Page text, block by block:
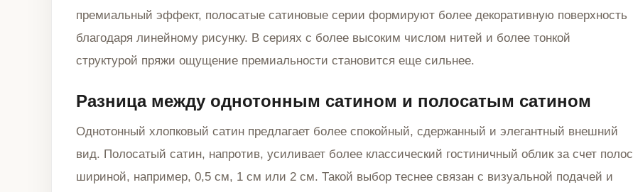
премиальный эффект, полосатые сатиновые серии формируют более декоративную поверхность
благодаря линейному рисунку. В сериях с более высоким числом нитей и более тонкой
структурой пряжи ощущение премиальности становится еще сильнее.
Разница между однотонным сатином и полосатым сатином
Однотонный хлопковый сатин предлагает более спокойный, сдержанный и элегантный внешний
вид. Полосатый сатин, напротив, усиливает более классический гостиничный облик за счет полос
шириной, например, 0,5 см, 1 см или 2 см. Такой выбор теснее связан с визуальной подачей и